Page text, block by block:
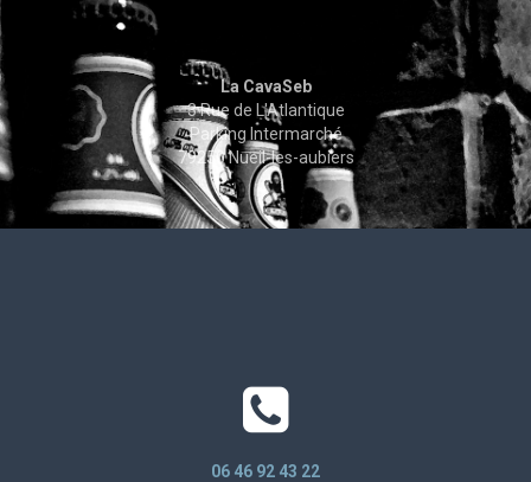
La CavaSeb
3 Rue de L'Atlantique
Parking Intermarché
79250 Nueil-les-aubiers
06 46 92 43 22